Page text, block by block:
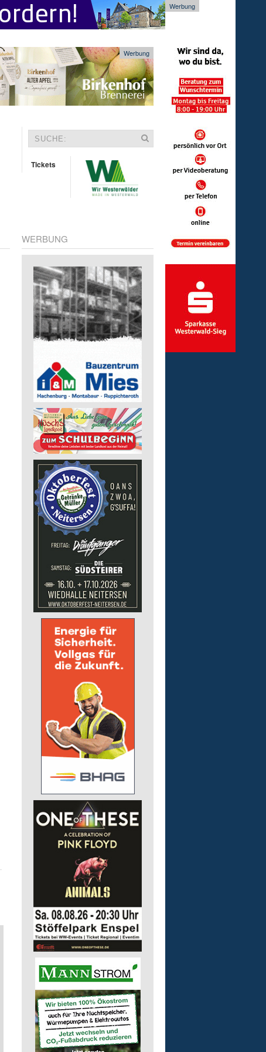
Werbung
Werbung
Tickets
WERBUNG